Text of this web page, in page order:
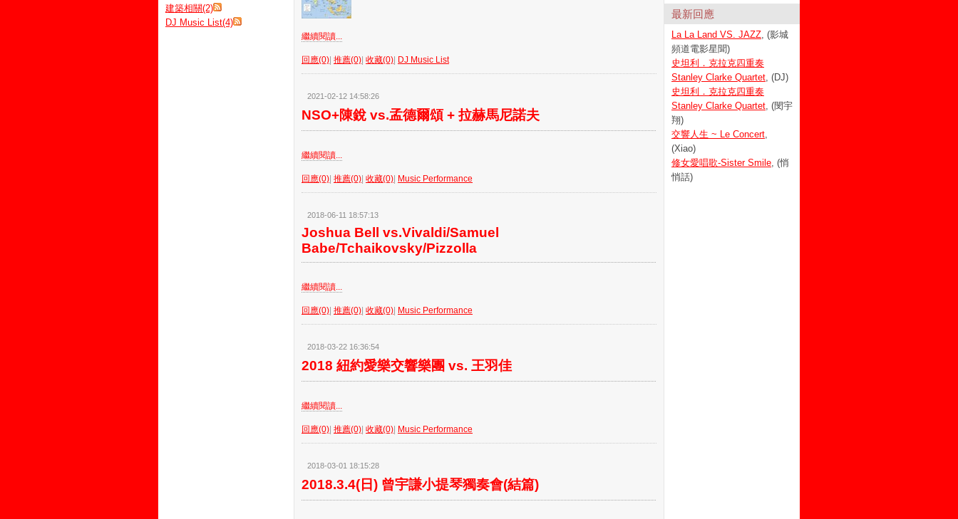
繼續閱讀...
回應(0) 推薦(0) 收藏(0) DJ Music List
2021-02-12 14:58:26
NSO+陳銳 vs.孟德爾頌 + 拉赫馬尼諾夫
繼續閱讀...
回應(0) 推薦(0) 收藏(0) Music Performance
2018-06-11 18:57:13
Joshua Bell vs.Vivaldi/Samuel
Babe/Tchaikovsky/Pizzolla
繼續閱讀...
回應(0) 推薦(0) 收藏(0) Music Performance
2018-03-22 16:36:54
2018 紐約愛樂交響樂團 vs. 王羽佳
繼續閱讀...
回應(0) 推薦(0) 收藏(0) Music Performance
2018-03-01 18:15:28
2018.3.4(日) 曾宇謙小提琴獨奏會(結篇)
最新回應
La La Land VS. JAZZ, (影城
頻道電影星聞)
史坦利．克拉克四重奏
Stanley Clarke Quartet, (DJ)
史坦利．克拉克四重奏
Stanley Clarke Quartet, (閔宇
翔)
交響人生 ~ Le Concert,
(Xiao)
修女愛唱歌-Sister Smile, (悄
悄話)
建築相關(2)
DJ Music List(4)